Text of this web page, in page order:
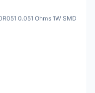
0.051 Ohms 1W SMD